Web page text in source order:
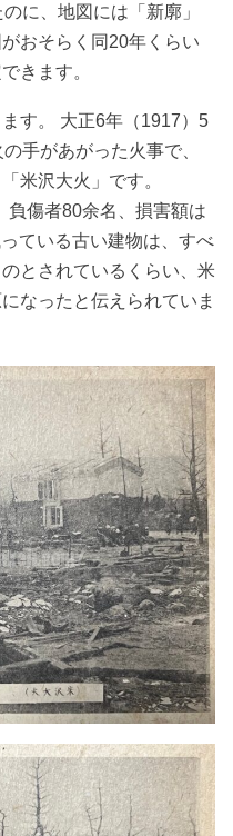
に、地図には「新廓」
おそらく同20年くらい
きます。
す。 大正6年（1917）5
手があがった火事で、
米沢大火」です。
負傷者80余名、損害額は
ている古い建物は、すべ
とされているくらい、米
なったと伝えられていま